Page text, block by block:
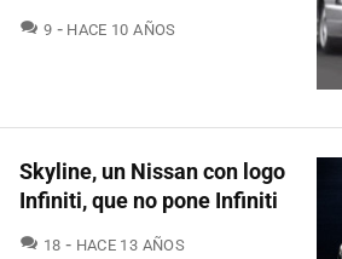
9 COMENTARIOS
HACE 10 AÑOS
Skyline, un Nissan con logo
Infiniti, que no pone Infiniti
18 COMENTARIOS
HACE 13 AÑOS